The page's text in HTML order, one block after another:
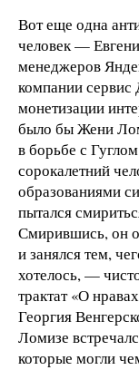
Вот еще одна
человек —
менеджеров
компании
монетизации
было бы Жени
в борьбе с
сорокалетний
образованиями
пытался
Смирившись, он
и занялся тем,
хотелось, —
трактат «О
Георгия
Ломизе
которые могли